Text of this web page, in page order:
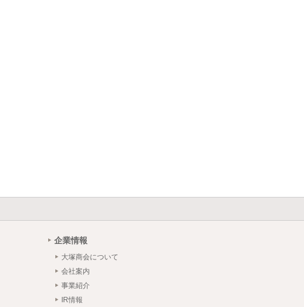
企業情報
大塚商会について
会社案内
事業紹介
IR情報